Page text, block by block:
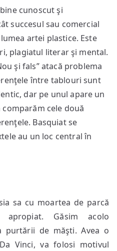
cunoscut şi
succesul sau comercial
artei plastice. Este
plagiatul literar şi mental.
şi fals” atacă problema
între tablouri sunt
dar pe unul apare un
cele două
Basquiat se
au un loc central în
sa cu moartea de parcă
Găsim acolo
purtării de măşti. Avea o
Vinci, va folosi motivul